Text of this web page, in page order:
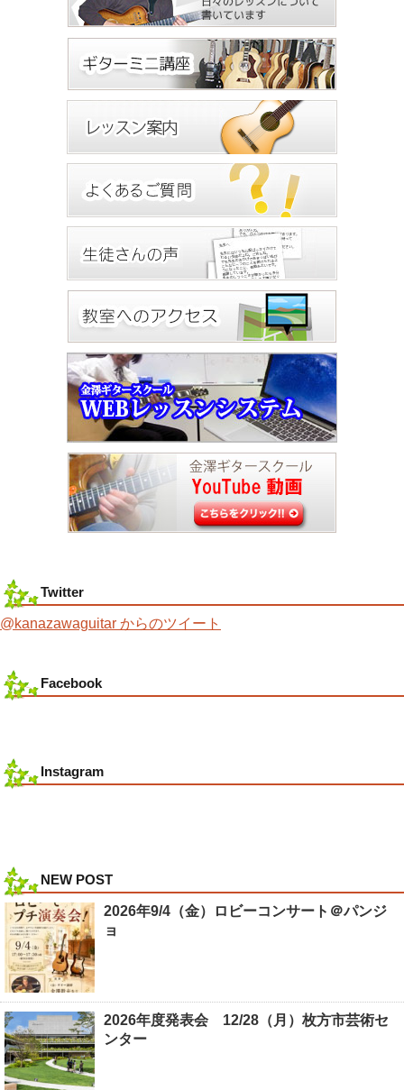
Twitter
@kanazawaguitar からのツイート
Facebook
Instagram
NEW POST
2026年9/4（金）ロビーコンサート＠パンジ
ョ
2026年度発表会 12/28（月）枚方市芸術セ
ンター